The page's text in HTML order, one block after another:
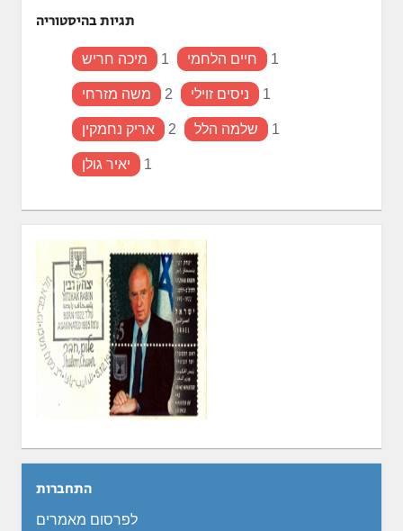
תגיות בהיסטוריה
מיכה חריש 1 חיים הלחמי 1
משה מזרחי 2 ניסים זוילי 1
אריק נחמקין 2 שלמה הלל 1
יאיר גולן 1
התחברות
לפרסום מאמרים